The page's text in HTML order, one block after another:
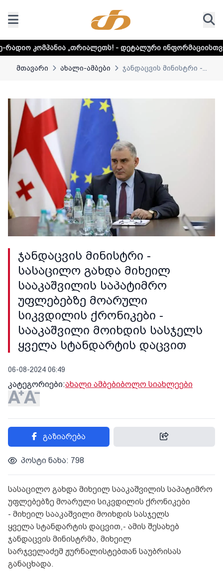
„თრიალეთს! - დეტალური ინფორმაციისთვის
მთავარი ახალი-ამბები ჯანდაცვის მინისტრი -...
ჯანდაცვის მინისტრი -
სასაცილო გახდა მიხეილ
სააკაშვილის საპატიმრო
უფლებებზე მოარული
სიკვდილის ქრონიკები -
სააკაშვილი მოიხდის სასჯელს
ყველა სტანდარტის დაცვით
06-08-2024 06:49
კატეგორიები:ახალი ამბებიბოლო სიახლეები
გაზიარება
პოსტი ნახა: 798
სასაცილო გახდა მიხეილ სააკაშვილის საპატიმრო
უფლებებზე მოარული სიკვდილის ქრონიკები
- მიხეილ სააკაშვილი მოიხდის სასჯელს
ყველა სტანდარტის დაცვით,- ამის შესახებ
ჯანდაცვის მინისტრმა, მიხეილ
სარჯველაძემ ჟურნალისტებთან საუბრისას
განაცხადა.